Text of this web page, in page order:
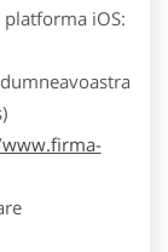
iOS: